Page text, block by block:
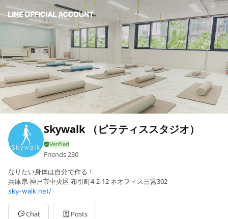
Skywalk （ピラティススタジオ）
Friends230
なりたい身体は自分で作る！
兵庫県 神戸市中央区 布引町4-2-12 ネオフィス三宮302
sky-walk.net/
Chat Posts